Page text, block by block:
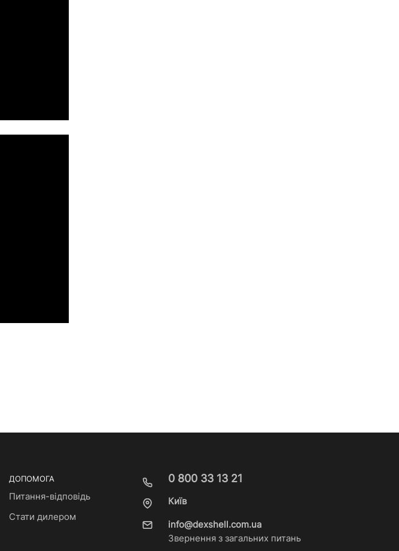
ДОПОМОГА
Питання-відповідь
Стати дилером
0 800 33 13 21
Київ
info@dexshell.com.ua
Звернення з загальних питань